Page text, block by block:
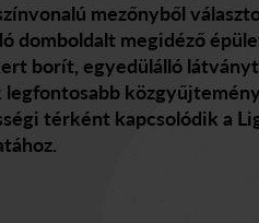
mezőnyből
domboldalt megidéző
borít, egyedülálló
legfontosabb
térként kapcsolódik a